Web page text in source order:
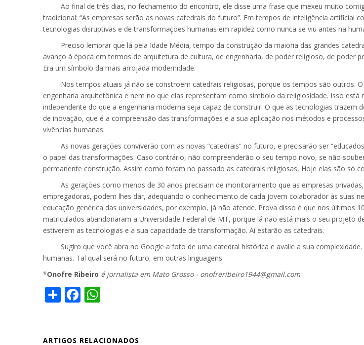
Ao final de três dias, no fechamento do encontro, ele disse uma frase que mexeu muito
tradicional: “As empresas serão as novas catedrais do futuro”. Em tempos de inteligência artificiai
tecnologias disruptivas e de transformações humanas em rapidez como nunca se viu antes na
Preciso lembrar que lá pela Idade Média, tempo da construção da maioria das grandes
avanço á época em termos de arquitetura de cultura, de engenharia, de poder religioso, de poder
Era um símbolo da mais arrojada modernidade.
Nos tempos atuais já não se constroem catedrais religiosas, porque os tempos são outros. O
engenharia arquitetônica e nem no que elas representam como símbolo da religiosidade. Isso está
independente do que a engenharia moderna seja capaz de construir. O que as tecnologias trazem
de inovação, que é a compreensão das transformações e a sua aplicação nos métodos e
vivências humanas.
As novas gerações conviverão com as novas “catedrais” no futuro, e precisarão ser
o papel das transformações. Caso contrário, não compreenderão o seu tempo novo, se não
permanente construção. Assim como foram no passado as catedrais religiosas, Hoje elas são só
As gerações como menos de 30 anos precisam de monitoramento que as empresas privadas,
empregadoras, podem lhes dar, adequando o conhecimento de cada jovem colaborador às suas
educação genérica das universidades, por exemplo, já não atende. Prova disso é que nos últimos
matriculados abandonaram a Universidade Federal de MT, porque lá não está mais o seu projeto
estiverem as tecnologias e a sua capacidade de transformação. Aí estarão as catedrais.
Sugiro que você abra no Google a foto de uma catedral histórica e avalie a sua complexidade.
humanas. Tal qual será no futuro, em outras linguagens.
*Onofre Ribeiro é jornalista em Mato Grosso - onofreribeiro1944@gmail.com
ShareFacebook
ARTIGOS RELACIONADOS